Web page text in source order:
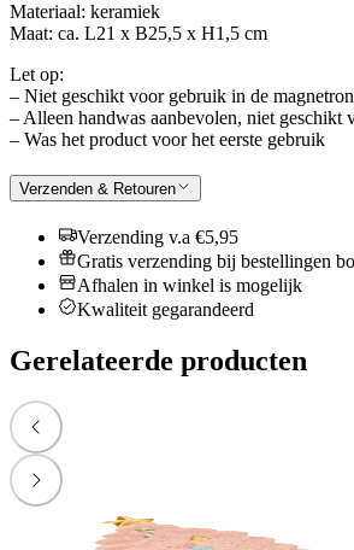
Materiaal: keramiek
Maat: ca. L21 x B25,5 x H1,5 cm
Let op:
– Niet geschikt voor gebruik in de magnetron
– Alleen handwas aanbevolen, niet geschikt
– Was het product voor het eerste gebruik
Verzenden & Retouren
Verzending v.a €5,95
Gratis verzending bij bestellingen
Afhalen in winkel is mogelijk
Kwaliteit gegarandeerd
Gerelateerde producten